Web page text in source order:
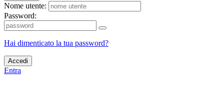
Nome utente:
Password:
Hai dimenticato la tua password?
Accedi
Entra